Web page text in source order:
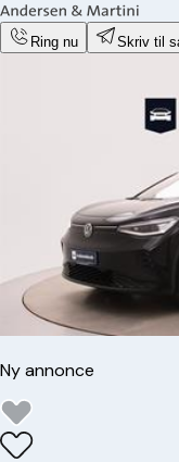
Ring nu Skriv til
Ny annonce